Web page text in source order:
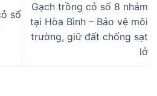
số
Gạch trồng cỏ số 8 nhám
tại Hòa Bình – Bảo vệ môi
trường, giữ đất chống sạt
lở